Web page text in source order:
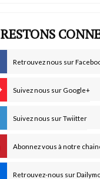
RESTONS
Retrouvez nous sur
Suivez nous sur Google+
Suivez nous sur Twiitter
Abonnez vous à notre
Retrouvez-nous sur